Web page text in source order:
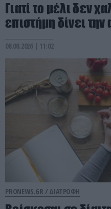
Γιατί το μέλι δεν
επιστήμη δίνει
08.08.2026 | 11:02
PRONEWS.GR / ΔΙΑΤΡΟΦΗ